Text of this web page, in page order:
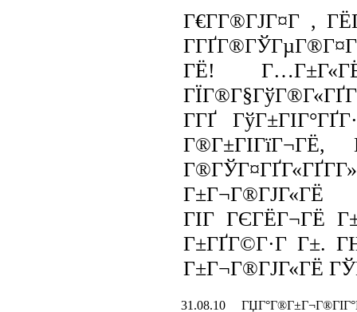
Г€Г­Г®ГЈГ¤Г ,
ГЁ!
Г­ГҐ
ГІГ ГЄГЁГ¬ГЁ
Г±ГҐГ©Г·Г Г±.
Г±Г¬Г®ГЈГ«ГЁ
31.08.10